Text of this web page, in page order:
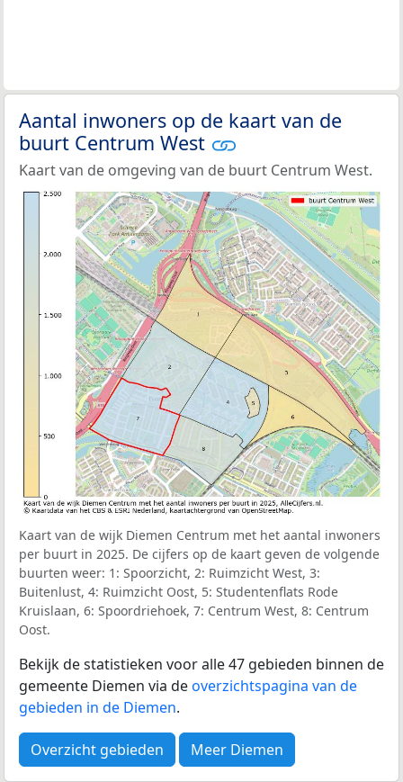
Aantal inwoners op de kaart van de
buurt Centrum West
Kaart van de omgeving van de buurt Centrum West.
Kaart van de wijk Diemen Centrum met het aantal inwoners
per buurt in 2025. De cijfers op de kaart geven de volgende
buurten weer: 1: Spoorzicht, 2: Ruimzicht West, 3:
Buitenlust, 4: Ruimzicht Oost, 5: Studentenflats Rode
Kruislaan, 6: Spoordriehoek, 7: Centrum West, 8: Centrum
Oost.
Bekijk de statistieken voor alle 47 gebieden binnen de
gemeente Diemen via deoverzichtspagina van de
gebieden in de Diemen.
Overzicht gebieden Meer Diemen